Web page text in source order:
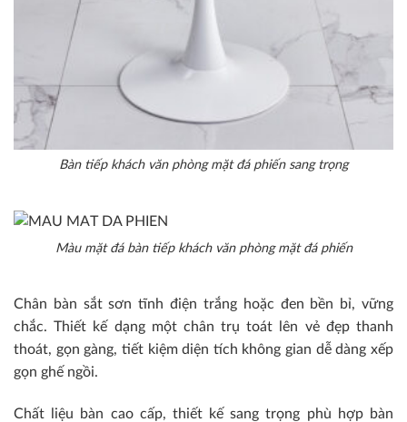
Bàn tiếp khách văn phòng mặt đá phiến sang trọng
Màu mặt đá bàn tiếp khách văn phòng mặt đá phiến
Chân bàn sắt sơn tĩnh điện trắng hoặc đen bền bỉ, vững
chắc. Thiết kế dạng một chân trụ toát lên vẻ đẹp thanh
thoát, gọn gàng, tiết kiệm diện tích không gian dễ dàng xếp
gọn ghế ngồi.
Chất liệu bàn cao cấp, thiết kế sang trọng phù hợp bàn